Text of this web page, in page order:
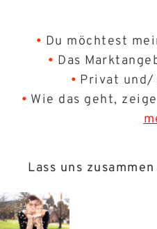
Du möchtest
Das
Privat
Wie das geht,
Lass uns